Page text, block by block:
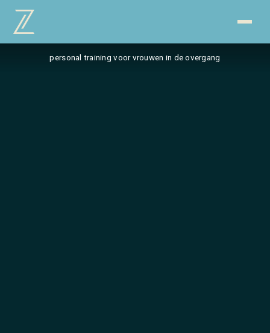
personal training voor vrouwen in de overgang